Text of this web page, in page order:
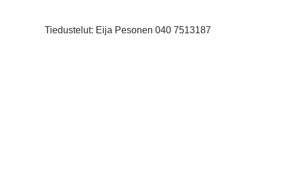
Tiedustelut: Eija Pesonen 040 7513187